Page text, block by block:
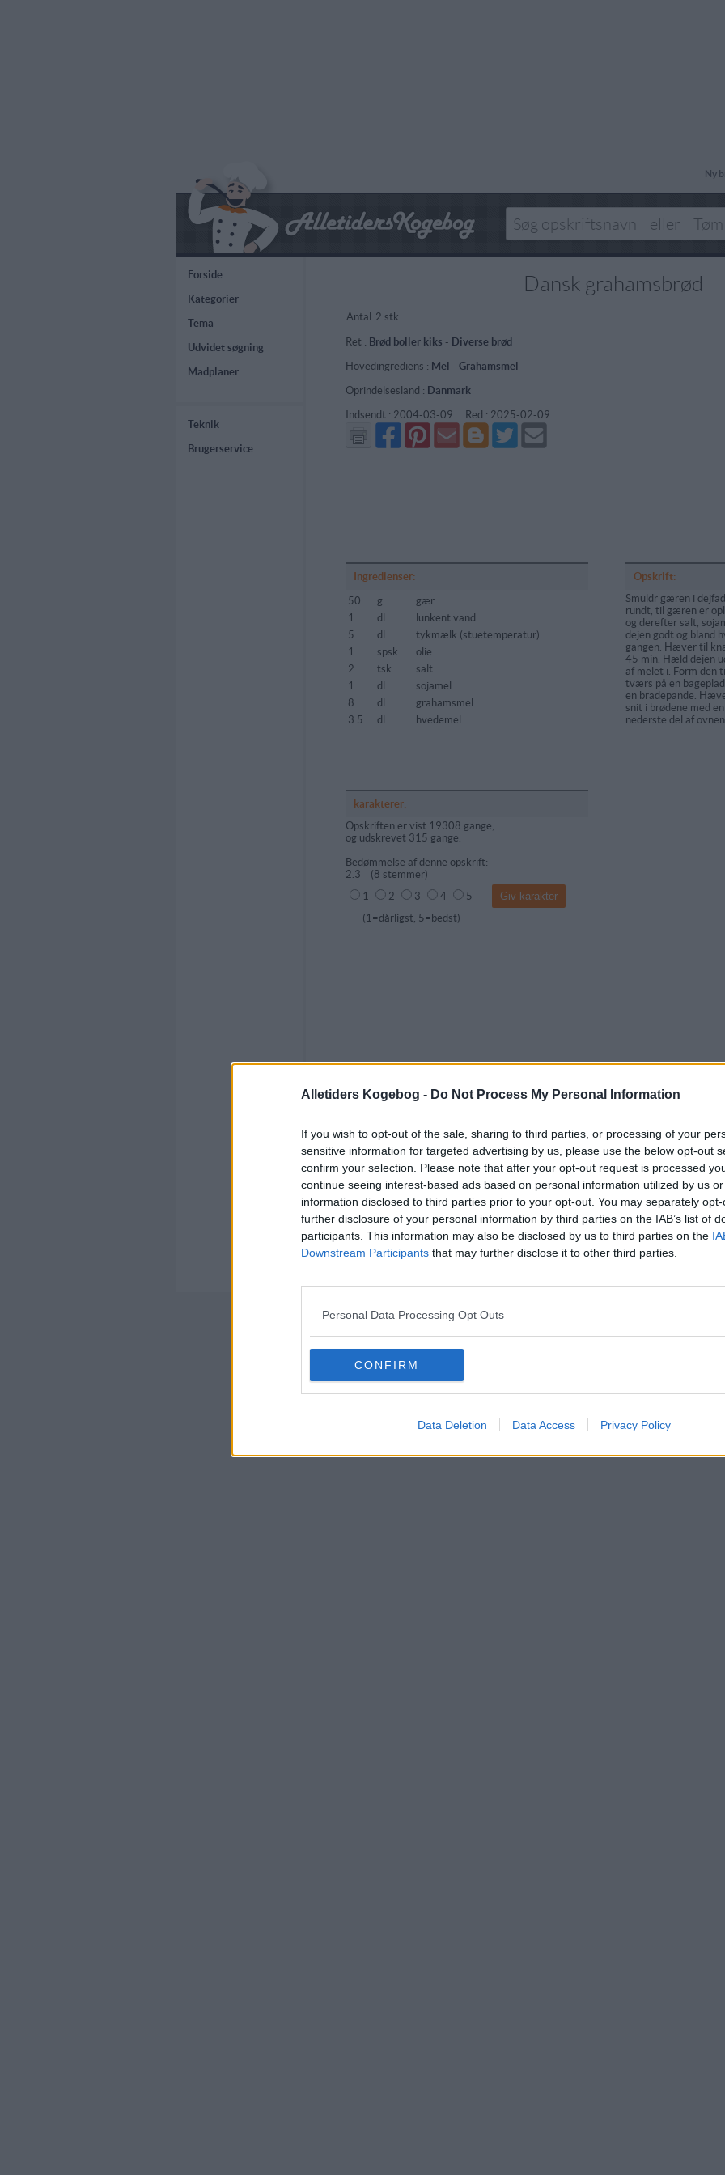
Alletiders Kogebog - Do Not Process My Personal Information
If you wish to opt-out of the sale, sharing to third parties, or processing of your
sensitive information for targeted advertising by us, please use the below opt-out
confirm your selection. Please note that after your opt-out request is processed
continue seeing interest-based ads based on personal information utilized by us
information disclosed to third parties prior to your opt-out. You may separately
further disclosure of your personal information by third parties on the IAB’s list of
participants. This information may also be disclosed by us to third parties on the
Downstream Participants that may further disclose it to other third parties.
Personal Data Processing Opt Outs
CONFIRM
Data Deletion Data Access Privacy Policy
Ny
Forside
Kategorier
Tema
Udvidet søgning
Madplaner
Teknik
Brugerservice
Dansk grahamsbrød
Antal: 2 stk.
Ret : Brød boller kiks - Diverse brød
Hovedingrediens : Mel - Grahamsmel
Oprindelsesland : Danmark
Indsendt : 2004-03-09 Red : 2025-02-09
Del
på
Facebook
Del
på
Pinterest
Send
via
GMail
Del
på
Blogger
Del
på
Twitter
Send
mail
Ingredienser:
50
g.
gær
1
dl.
lunkent vand
5
dl.
tykmælk (stuetemperatur)
1
spsk.
olie
2
tsk.
salt
1
dl.
sojamel
8
dl.
grahamsmel
3.5
dl. hvedemel
Opskrift:
Smuldr gæren i
rundt, til gæren er
og derefter salt,
dejen godt og bland
gangen. Hæver til
45 min. Hæld dejen
af melet i. Form den
tværs på en
en bradepande.
snit i brødene med
nederste del af
karakterer:
Opskriften er vist 19308 gange,
og udskrevet 315 gange.
Bedømmelse af denne opskrift:
2.3 (8 stemmer)
1
2 3 4
5
(1=dårligst, 5=bedst)
Kommentaren skal godkendes før den bliver synlig
Kommentarer
Copyright © Alletiders